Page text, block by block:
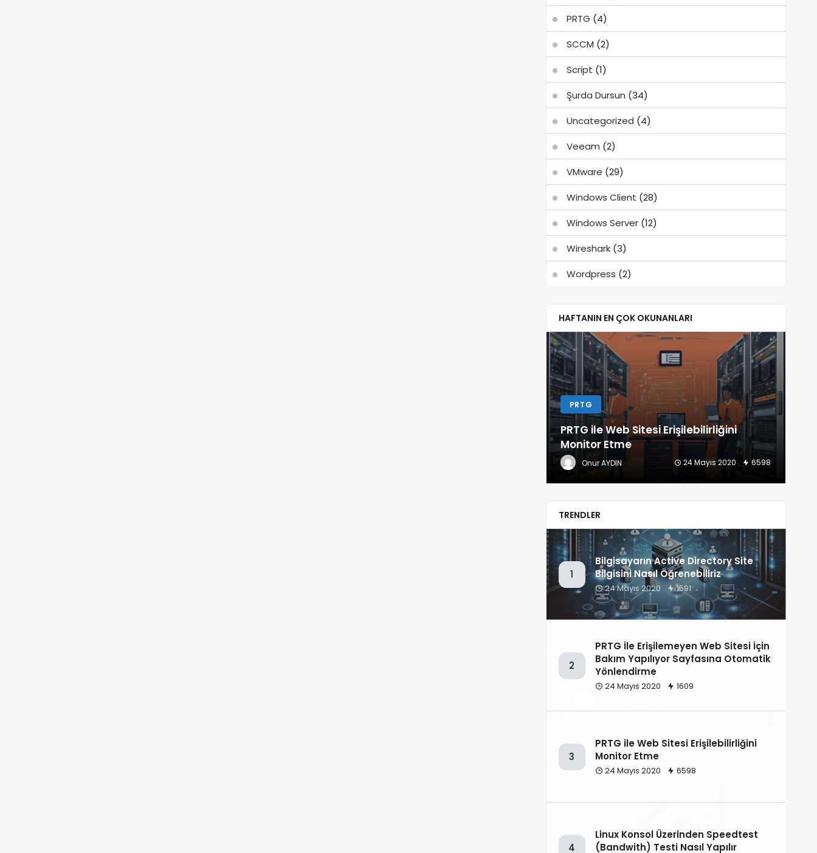
PRTG (4)
SCCM (2)
Script (1)
Şurda Dursun (34)
Uncategorized (4)
Veeam (2)
VMware (29)
Windows Client (28)
Windows Server(12)
Wireshark(3)
Wordpress (2)
HAFTANIN EN ÇOK OKUNANLARI
PRTG
PRTG ile Web Sitesi Erişilebilirliğini
Monitor Etme
Onur AYDIN 24 Mayıs 2020 6598
TRENDLER
1
Bilgisayarın Active Directory Site
Bilgisini Nasıl Öğrenebiliriz
24 Mayıs 2020 1591
2
PRTG İle Erişilemeyen Web Sitesi İçin
Bakım Yapılıyor Sayfasına Otomatik
Yönlendirme
24 Mayıs 2020 1609
3
PRTG ile Web Sitesi Erişilebilirliğini
Monitor Etme
24 Mayıs 2020 6598
4
Linux Konsol Üzerinden Speedtest
(Bandwith) Testi Nasıl Yapılır